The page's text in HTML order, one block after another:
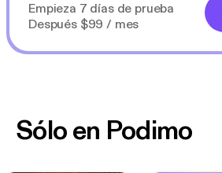
Empieza 7 días de prueba
Después $99 / mes
Sólo en Podimo